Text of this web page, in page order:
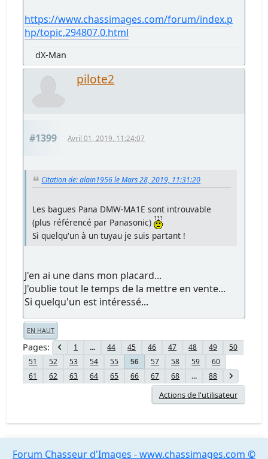
https://www.chassimages.com/forum/index.p
hp/topic,294807.0.html
dX-Man
pilote2
#1399 Avril 01, 2019, 11:24:07
Citation de: alain1956 le Mars 28, 2019, 11:31:20
Les bagues Pana DMW-MA1E sont introuvable
(plus référencé par Panasonic)
Si quelqu'un à un tuyau je suis partant !
J'en ai une dans mon placard...
J'oublie tout le temps de la mettre en vente...
Si quelqu'un est intéressé...
EN HAUT
Pages 1 ... 44 45 46 47 48 49
50
51
52 53 54 55 56 57 58 59
60
61
62 63 64 65 66 67 68 ... 88
Actions de l'utilisateur
Forum Chasseur d'Images - www.chassimages.com ©